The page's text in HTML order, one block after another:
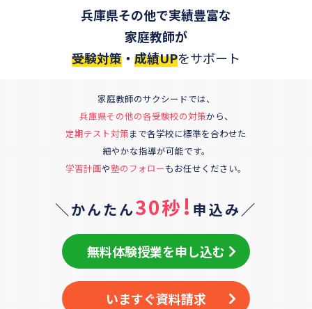
兵庫県その他で実績豊富な
家庭教師が
受験対策 ・ 成績UPをサポート
家庭教師のサクシードでは、
兵庫県その他の各受験校の対策から、
定期テスト対策まで各学校に標準を合わせた
細やかな指導が可能です。
学習計画や塾のフォローもお任せください。
＼かんたん30秒! 申込み／
無料体験授業を申し込む
いますぐ資料請求